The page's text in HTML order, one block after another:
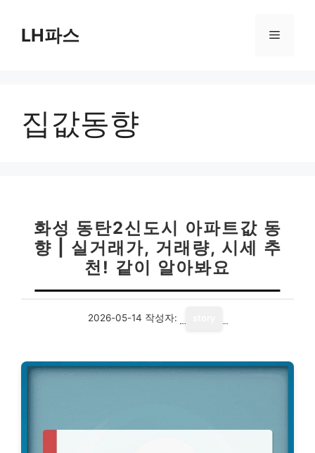
LH파스 메
집값동향
화성 동탄2신도시 아파트값 동
향 | 실거래가, 거래량, 시세 추
천! 같이 알아봐요
2026-05-14 작성자: